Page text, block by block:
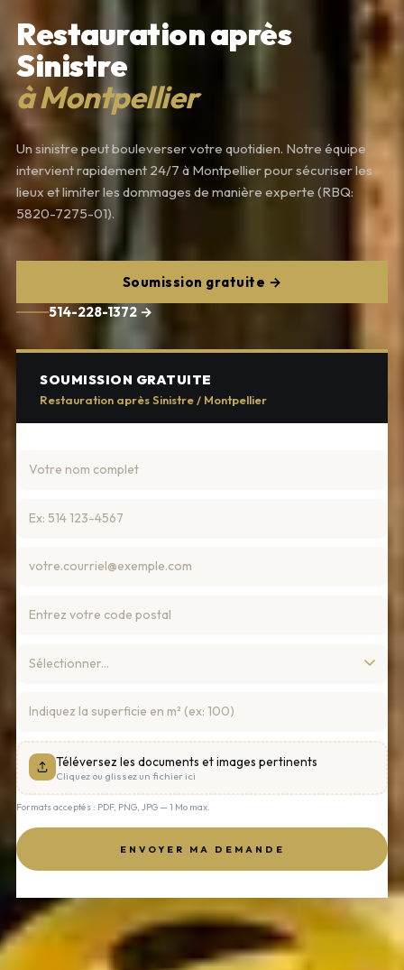
Restauration après
Sinistre
à Montpellier
Un sinistre peut bouleverser votre quotidien. Notre équipe
intervient rapidement 24/7 à Montpellier pour sécuriser les
lieux et limiter les dommages de manière experte (RBQ:
5820-7275-01).
Soumission gratuite →
514-228-1372 →
SOUMISSION GRATUITE
Restauration après Sinistre / Montpellier
Téléversez les documents et images pertinents
Cliquez ou glissez un fichier ici
Formats acceptés : PDF, PNG, JPG — 1 Mo max.
ENVOYER MA DEMANDE